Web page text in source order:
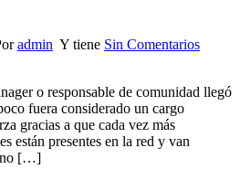
admin Y tiene Sin Comentarios
o responsable de comunidad llegó
fuera considerado un cargo
gracias a que cada vez más
están presentes en la red y van
no […]